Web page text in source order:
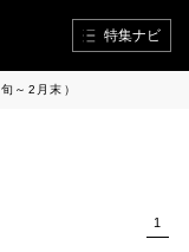
特集ナビ
～2月末）
1